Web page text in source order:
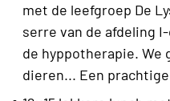
met de leefgroep De
serre van de afdeling
de hyppotherapie. We
dieren... Een